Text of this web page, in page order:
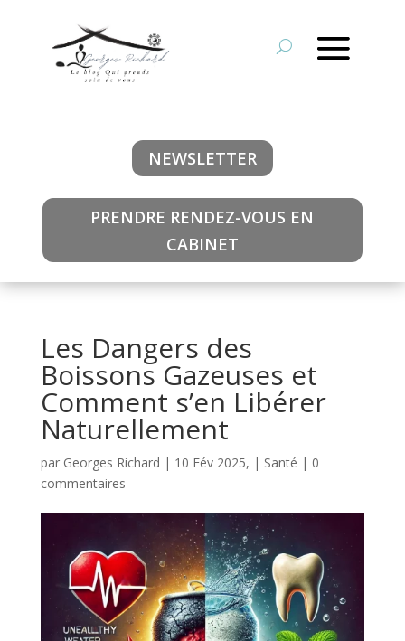
NEWSLETTER
PRENDRE RENDEZ-VOUS EN
CABINET
Les Dangers des
Boissons Gazeuses et
Comment s’en Libérer
Naturellement
par Georges Richard | 10 Fév 2025, | Santé | 0
commentaires